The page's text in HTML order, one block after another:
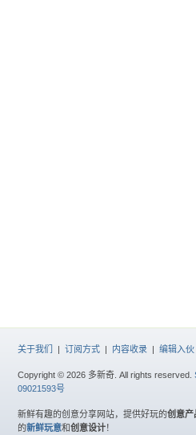
关于我们 |订阅方式 内容收录 |编辑入伙
Copyright © 2026 多新奇. All rights reserved.
09021593号
新鲜有趣的创意分享网站，提供好玩的创意产
的新鲜玩意和创意设计！